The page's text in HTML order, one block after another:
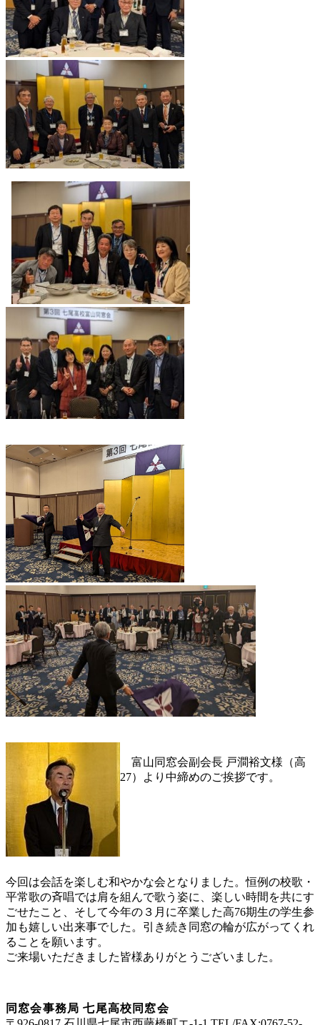
富山同窓会副会長 戸澗裕文様（高
27）より中締めのご挨拶です。
今回は会話を楽しむ和やかな会となりました。恒例の校歌・
平常歌の斉唱では肩を組んで歌う姿に、楽しい時間を共にす
ごせたこと、そして今年の３月に卒業した高76期生の学生参
加も嬉しい出来事でした。引き続き同窓の輪が広がってくれ
ることを願います。
ご来場いただきました皆様ありがとうございました。
同窓会事務局 七尾高校同窓会